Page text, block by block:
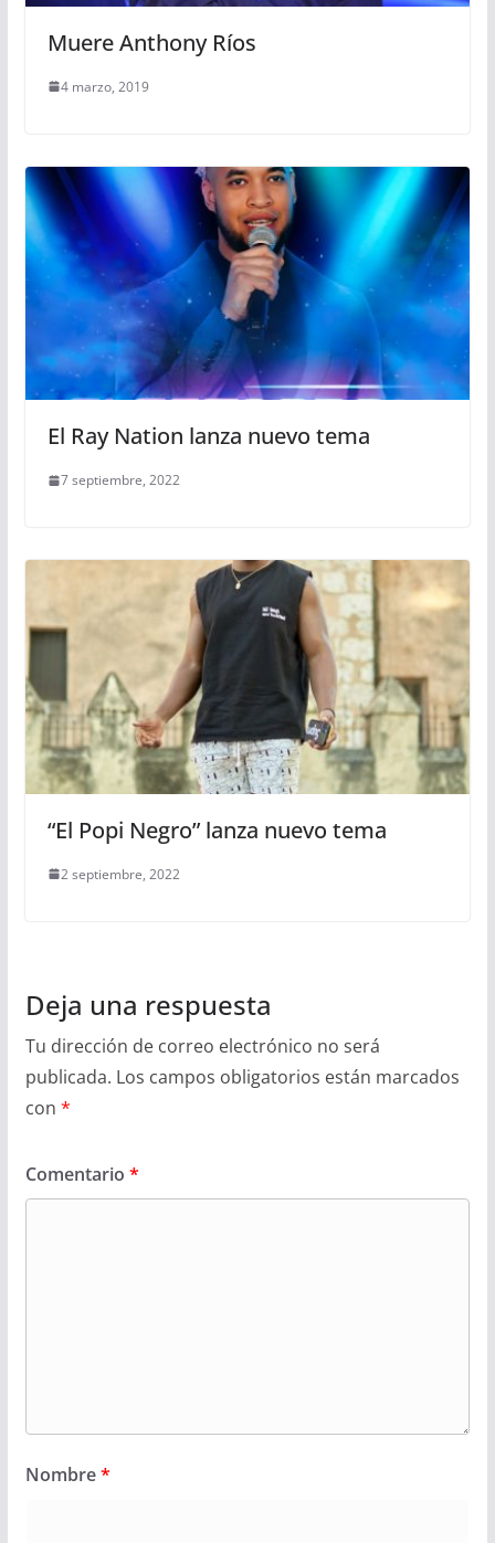
Muere Anthony Ríos
4 marzo, 2019
El Ray Nation lanza nuevo tema
7 septiembre, 2022
“El Popi Negro” lanza nuevo tema
2 septiembre, 2022
Deja una respuesta
Tu dirección de correo electrónico no será
publicada. Los campos obligatorios están marcados
con *
Comentario *
Nombre*